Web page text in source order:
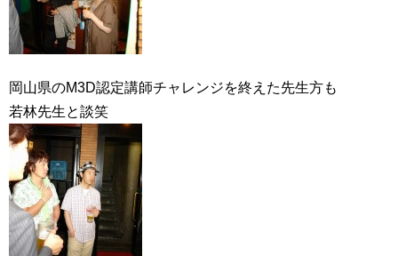
岡山県のM3D認定講師チャレンジを終えた先生方も
若林先生と談笑